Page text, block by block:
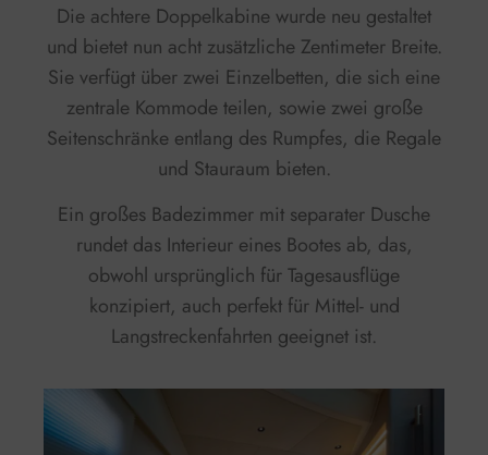
Die achtere Doppelkabine wurde neu gestaltet
und bietet nun acht zusätzliche Zentimeter Breite.
Sie verfügt über zwei Einzelbetten, die sich eine
zentrale Kommode teilen, sowie zwei große
Seitenschränke entlang des Rumpfes, die Regale
und Stauraum bieten.
Ein großes Badezimmer mit separater Dusche
rundet das Interieur eines Bootes ab, das,
obwohl ursprünglich für Tagesausflüge
konzipiert, auch perfekt für Mittel- und
Langstreckenfahrten geeignet ist.